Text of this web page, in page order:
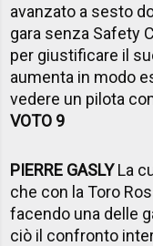
avanzato a sesto
gara senza Safety
per giustificare il
aumenta in modo
vedere un pilota
VOTO 9
PIERRE GASLYLa
che con la Toro
facendo una delle
ciò il confronto